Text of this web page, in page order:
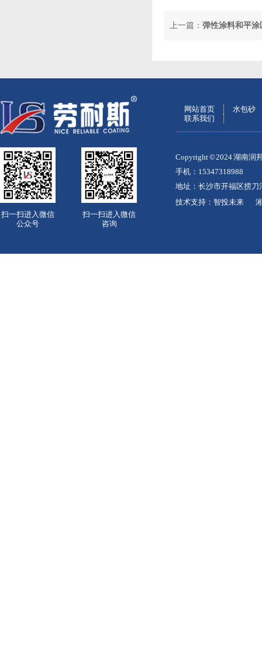
上一篇： 弹性涂料和平
扫一扫进入微信
公众号
扫一扫进入微信
咨询
网站首页
水包砂
联系我们
Copyright © 2024 湖南润
手机：15347318988
地址：长沙市开福区捞刀
技术支持： 智投未来